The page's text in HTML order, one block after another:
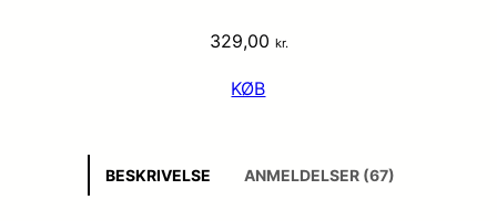
329,00 kr.
KØB
BESKRIVELSE ANMELDELSER (67)